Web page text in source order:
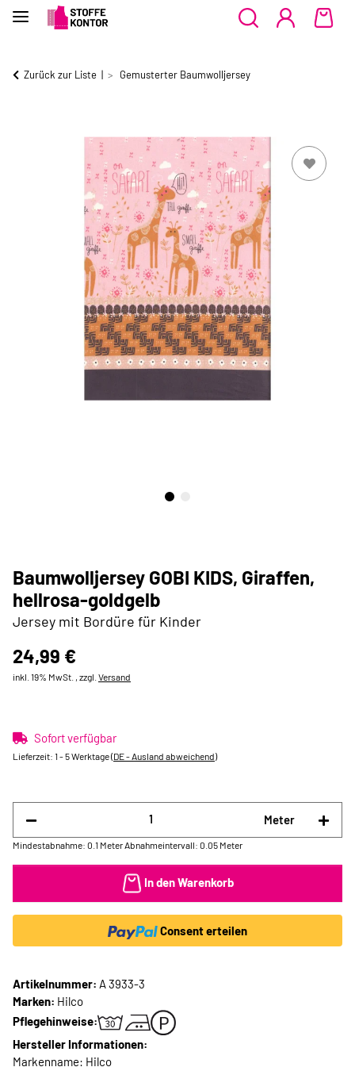
Zurück zur Liste Gemusterter Baumwolljersey
Baumwolljersey GOBI KIDS, Giraffen,
hellrosa-goldgelb
Jersey mit Bordüre für Kinder
24,99 €
inkl. 19% MwSt. , zzgl. Versand
Sofort verfügbar
Lieferzeit: 1 - 5 Werktage(DE - Ausland abweichend)
Meter
Mindestabnahme: 0.1 Meter Abnahmeintervall: 0.05 Meter
In den Warenkorb
Consent erteilen
Artikelnummer: A 3933-3
Marken: Hilco
Pflegehinweise:
Hersteller Informationen:
Markenname: Hilco